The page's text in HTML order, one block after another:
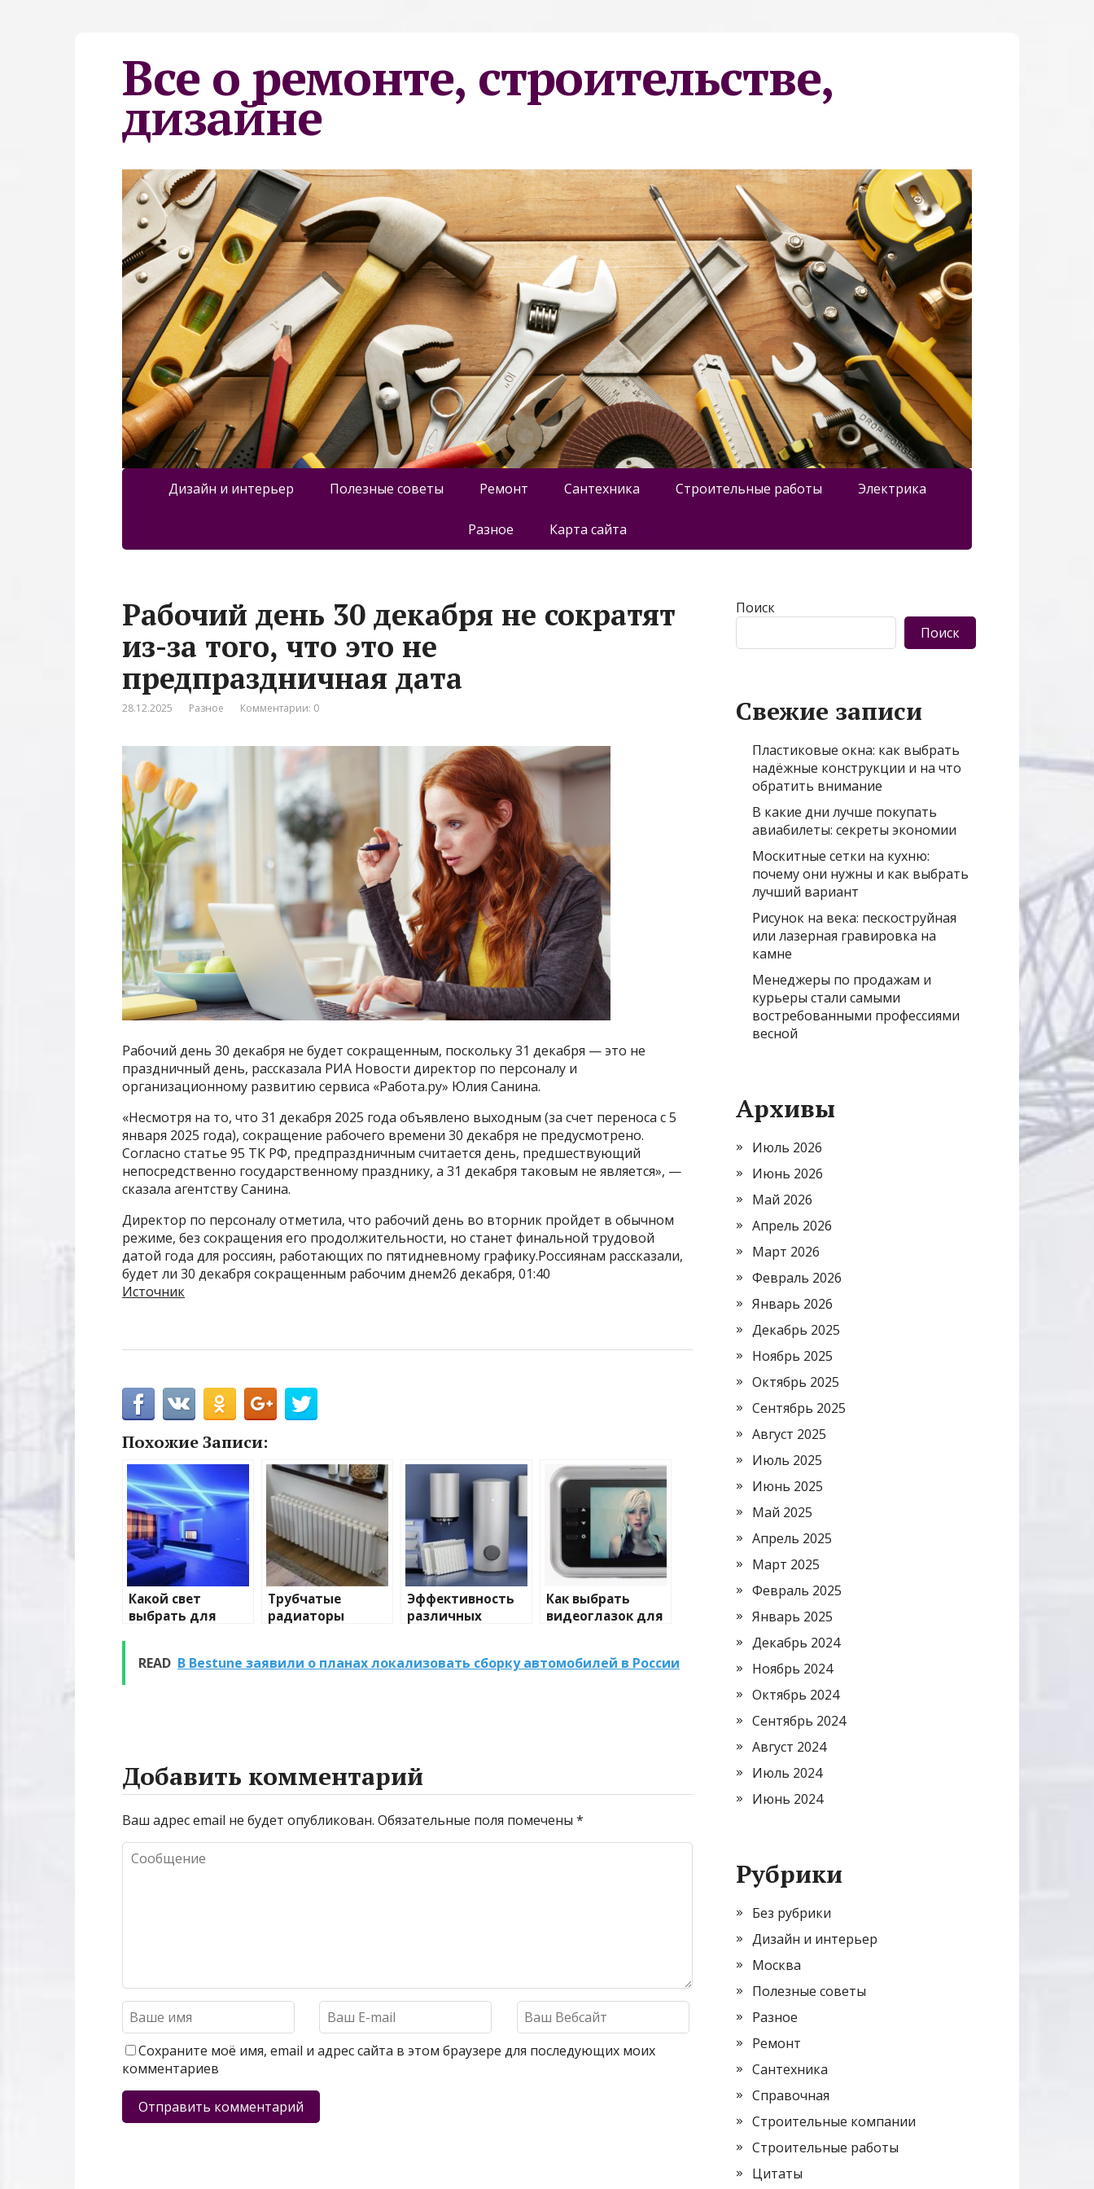
Все о ремонте, строительстве,
дизайне
Дизайн и интерьер Полезные советы Ремонт Сантехника Строительные работы Электрика
Разное Карта сайта
Рабочий день 30 декабря не сократят
из-за того, что это не
предпраздничная дата
28.12.2025 Разное Комментарии: 0
Рабочий день 30 декабря не будет сокращенным, поскольку 31 декабря — это не
праздничный день, рассказала РИА Новости директор по персоналу и
организационному развитию сервиса «Работа.ру» Юлия Санина.
«Несмотря на то, что 31 декабря 2025 года объявлено выходным (за счет переноса с 5
января 2025 года), сокращение рабочего времени 30 декабря не предусмотрено.
Согласно статье 95 ТК РФ, предпраздничным считается день, предшествующий
непосредственно государственному празднику, а 31 декабря таковым не является», —
сказала агентству Санина.
Директор по персоналу отметила, что рабочий день во вторник пройдет в обычном
режиме, без сокращения его продолжительности, но станет финальной трудовой
датой года для россиян, работающих по пятидневному графику.Россиянам рассказали,
будет ли 30 декабря сокращенным рабочим днем26 декабря, 01:40
Источник
Похожие Записи:
Какой свет
выбрать для
Трубчатые
радиаторы
Эффективность
различных
очистке и
Как выбрать
видеоглазок для
READ В Bestune заявили о планах локализовать сборку автомобилей в России
Добавить комментарий
Ваш адрес email не будет опубликован. Обязательные поля помечены *
Сохраните моё имя, email и адрес сайта в этом браузере для последующих моих
комментариев
Поиск
Поиск
Свежие записи
Пластиковые окна: как выбрать
надёжные конструкции и на что
обратить внимание
В какие дни лучше покупать
авиабилеты: секреты экономии
Москитные сетки на кухню:
почему они нужны и как выбрать
лучший вариант
Рисунок на века: пескоструйная
или лазерная гравировка на
камне
Менеджеры по продажам и
курьеры стали самыми
востребованными профессиями
весной
Архивы
Июль 2026
Июнь 2026
Май 2026
Апрель 2026
Март 2026
Февраль 2026
Январь 2026
Декабрь 2025
Ноябрь 2025
Октябрь 2025
Сентябрь 2025
Август 2025
Июль 2025
Июнь 2025
Май 2025
Апрель 2025
Март 2025
Февраль 2025
Январь 2025
Декабрь 2024
Ноябрь 2024
Октябрь 2024
Сентябрь 2024
Август 2024
Июль 2024
Июнь 2024
Рубрики
Без рубрики
Дизайн и интерьер
Москва
Полезные советы
Разное
Ремонт
Сантехника
Справочная
Строительные компании
Строительные работы
Цитаты